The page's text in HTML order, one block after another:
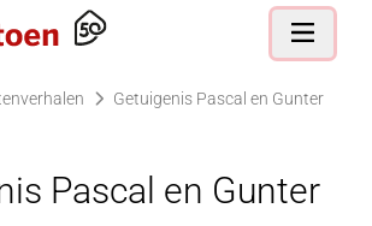
Open
Getuigenis Pascal en Gunter
Pascal en Gunter